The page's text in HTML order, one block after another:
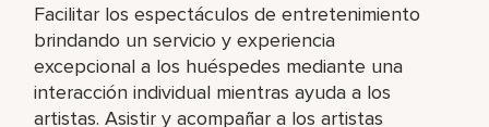
Facilitar los espectáculos de entretenimiento
brindando un servicio y experiencia
excepcional a los huéspedes mediante una
interacción individual mientras ayuda a los
artistas. Asistir y acompañar a los artistas